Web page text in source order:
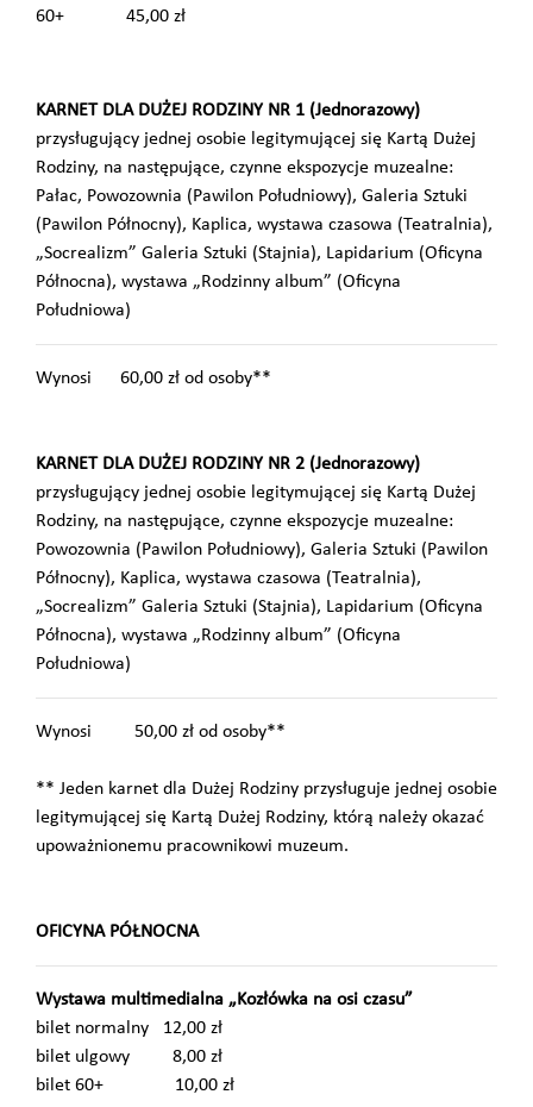
60+ 45,00 zł
KARNET DLA DUŻEJ RODZINY NR 1 (Jednorazowy)
przysługujący jednej osobie legitymującej się Kartą Dużej
Rodziny, na następujące, czynne ekspozycje muzealne:
Pałac, Powozownia (Pawilon Południowy), Galeria Sztuki
(Pawilon Północny), Kaplica, wystawa czasowa (Teatralnia),
„Socrealizm” Galeria Sztuki (Stajnia), Lapidarium (Oficyna
Północna), wystawa „Rodzinny album” (Oficyna
Południowa)
Wynosi 60,00 zł od osoby**
KARNET DLA DUŻEJ RODZINY NR 2 (Jednorazowy)
przysługujący jednej osobie legitymującej się Kartą Dużej
Rodziny, na następujące, czynne ekspozycje muzealne:
Powozownia (Pawilon Południowy), Galeria Sztuki (Pawilon
Północny), Kaplica, wystawa czasowa (Teatralnia),
„Socrealizm” Galeria Sztuki (Stajnia), Lapidarium (Oficyna
Północna), wystawa „Rodzinny album” (Oficyna
Południowa)
Wynosi 50,00 zł od osoby**
** Jeden karnet dla Dużej Rodziny przysługuje jednej osobie
legitymującej się Kartą Dużej Rodziny, którą należy okazać
upoważnionemu pracownikowi muzeum.
OFICYNA PÓŁNOCNA
Wystawa multimedialna „Kozłówka na osi czasu”
bilet normalny 12,00 zł
bilet ulgowy 8,00 zł
bilet 60+ 10,00 zł